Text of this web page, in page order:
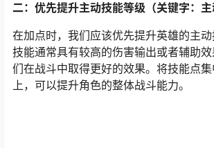
二：优先提升主动技能等级（关键字：主
在加点时，我们应该优先提升英雄的主
技能通常具有较高的伤害输出或者辅助
们在战斗中取得更好的效果。将技能点
上，可以提升角色的整体战斗能力。